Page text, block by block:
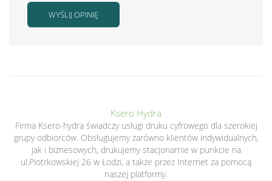
WYŚLIJ OPINIĘ
Ksero Hydra
Firma Ksero-hydra świadczy usługi druku cyfrowego dla szerokiej
grupy odbiorców. Obsługujemy zarówno klientów indywidualnych,
jak i biznesowych, drukujemy stacjonarnie w punkcie na
ul.Piotrkowskiej 26 w Łodzi, a także przez Internet za pomocą
naszej platformy.